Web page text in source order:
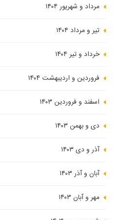
مرداد و شهریور ۱۴۰۴
تیر و مرداد ۱۴۰۴
خرداد و تیر ۱۴۰۴
فروردین و اردیبهشت ۱۴۰۴
اسفند و فروردین ۱۴۰۳
دی و بهمن ۱۴۰۳
آذر و دی ۱۴۰۳
آبان و آذر ۱۴۰۳
مهر و آبان ۱۴۰۳